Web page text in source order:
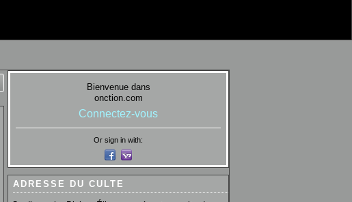
Bienvenue dans
onction.com
Connectez-vous
Or sign in with:
ADRESSE DU CULTE